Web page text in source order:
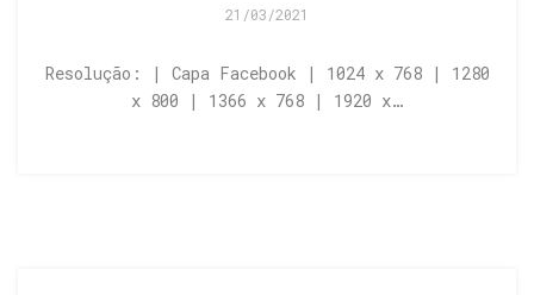
21/03/2021
Resolução: | Capa Facebook | 1024 x 768 | 1280
x 800 | 1366 x 768 | 1920 x…